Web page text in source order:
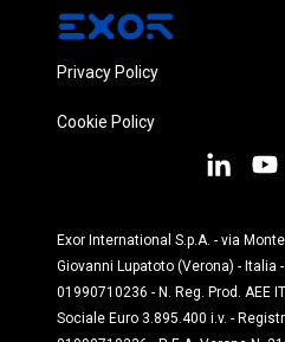
Privacy Policy
Cookie Policy
Exor International S.p.A. - via
Giovanni Lupatoto (Verona) - Italia -
01990710236 - N. Reg. Prod. AEE
Sociale Euro 3.895.400 i.v. -